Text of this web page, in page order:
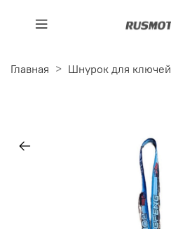
Главная Шнурок для ключей